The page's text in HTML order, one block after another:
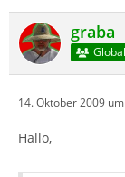
graba
14. Oktober 2009
Hallo,